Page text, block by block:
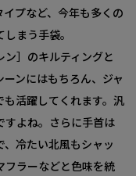
プなど、今年も多くの
まう手袋。
］のキルティングと
ンにはもちろん、ジャ
活躍してくれます。汎
すよね。さらに手首は
冷たい北風もシャッ
フラーなどと色味を統